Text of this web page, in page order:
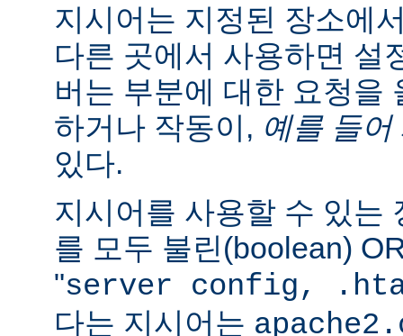
지시어는 지정된 장소에
다른 곳에서 사용하면 설
버는 부분에 대한 요청을
하거나 작동이, 예를 들어
있다.
지시어를 사용할 수 있는
를 모두 불린(boolean)
"server config,
다는 지시어는